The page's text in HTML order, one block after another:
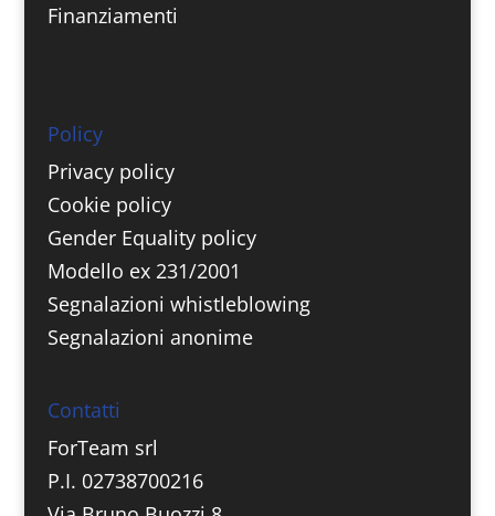
Finanziamenti
Policy
Privacy policy
Cookie policy
Gender Equality policy
Modello ex 231/2001
Segnalazioni whistleblowing
Segnalazioni anonime
Contatti
ForTeam srl
P.I. 02738700216